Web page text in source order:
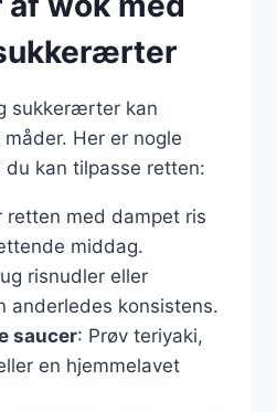
sukkerærter kan
Her er nogle
kan tilpasse retten:
retten med dampet ris
middag.
risnudler eller
anderledes konsistens.
saucer: Prøv teriyaki,
en hjemmelavet